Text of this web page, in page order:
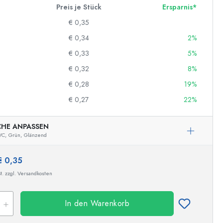
Preis je Stück
Ersparnis*
€ 0,35
€ 0,34
2%
€ 0,33
5%
€ 0,32
8%
€ 0,28
19%
€ 0,27 22%
ANPASSEN
Grün, Glänzend
0,35
zzgl. Versandkosten
In den Warenkorb